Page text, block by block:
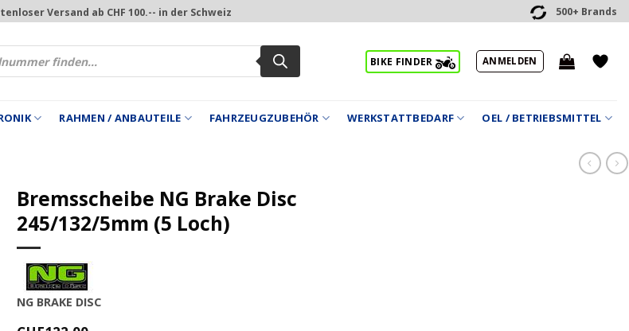
Versand ab CHF 100.-- in der Schweiz 500+ Brands
BIKE FINDER ANMELDEN
RAHMEN / ANBAUTEILE FAHRZEUGZUBEHÖR WERKSTATTBEDARF OEL / BETRIEBSMITTEL
Bremsscheibe NG Brake Disc
245/132/5mm (5 Loch)
NG BRAKE DISC